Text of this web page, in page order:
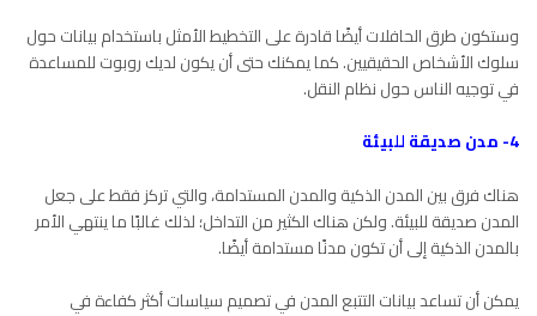
وستكون طرق الحافلات أيضًا قادرة على التخطيط الأمثل باستخدام بيانات حول
سلوك الأشخاص الحقيقيين. كما يمكنك حتى أن يكون لديك روبوت للمساعدة
في توجيه الناس حول نظام النقل.
4- مدن صديقة للبيئة
هناك فرق بين المدن الذكية والمدن المستدامة، والتي تركز فقط على جعل
المدن صديقة للبيئة. ولكن هناك الكثير من التداخل؛ لذلك غالبًا ما ينتهي الأمر
بالمدن الذكية إلى أن تكون مدنًا مستدامة أيضًا.
يمكن أن تساعد بيانات التتبع المدن في تصميم سياسات أكثر كفاءة في